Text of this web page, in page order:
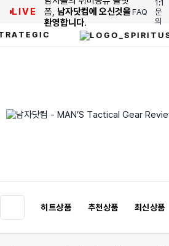
LIVE
폼, 남자닷컴에 오신것을
환영합니다.
FAQ
1:1
문
의
히트상품 추천상품 최신상품